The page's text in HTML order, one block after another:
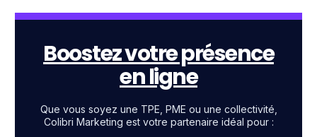
Boostez votre présence
en ligne
Que vous soyez une TPE, PME ou une collectivité,
Colibri Marketing est votre partenaire idéal pour :